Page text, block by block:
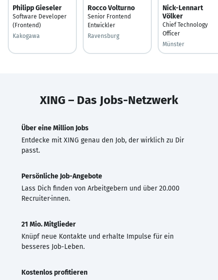
Philipp Gieseler
Software Developer
(Frontend)
Kakogawa
Rocco Volturno
Senior Frontend
Entwickler
Ravensburg
Nick-Lennart
Völker
Chief Technology
Officer
Münster
XING – Das Jobs-Netzwerk
Über eine Million Jobs
Entdecke mit XING genau den Job, der wirklich zu Dir
passt.
Persönliche Job-Angebote
Lass Dich finden von Arbeitgebern und über 20.000
Recruiter·innen.
21 Mio. Mitglieder
Knüpf neue Kontakte und erhalte Impulse für ein
besseres Job-Leben.
Kostenlos profitieren